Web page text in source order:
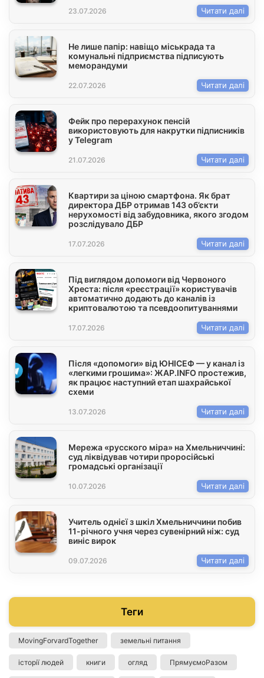
23.07.2026 Читати далі
Не лише папір: навіщо міськрада та
комунальні підприємства підписують
меморандуми
22.07.2026 Читати далі
Фейк про перерахунок пенсій
використовують для накрутки підписників
у Telegram
21.07.2026 Читати далі
Квартири за ціною смартфона. Як брат
директора ДБР отримав 143 об’єкти
нерухомості від забудовника, якого згодом
розслідувало ДБР
17.07.2026 Читати далі
Під виглядом допомоги від Червоного
Хреста: після «реєстрації» користувачів
автоматично додають до каналів із
криптовалютою та псевдоопитуваннями
17.07.2026 Читати далі
Після «допомоги» від ЮНІСЕФ — у канал із
«легкими грошима»: ЖАР.INFO простежив,
як працює наступний етап шахрайської
схеми
13.07.2026 Читати далі
Мережа «русского міра» на Хмельниччині:
суд ліквідував чотири проросійські
громадські організації
10.07.2026 Читати далі
Учитель однієї з шкіл Хмельниччини побив
11-річного учня через сувенірний ніж: суд
виніс вирок
09.07.2026 Читати далі
Теги
MovingForvardTogether земельні питання
історії людей книги огляд ПрямуємоРазом